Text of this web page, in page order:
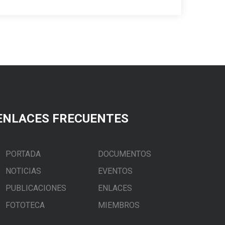
FRECUENTES
PORTADA
DOCUMENTOS
NOTICIAS
EVENTOS
PUBLICACIONES
ENLACES
FOTOTECA
MIEMBROS